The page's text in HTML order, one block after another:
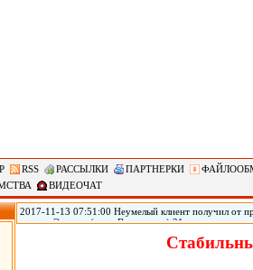
RSS РАССЫЛКИ ПАРТНЕРКИ
ВИДЕОЧАТ
2017-11-13 07:51:00 Неумелый клиент получил от
городе Эверетт (штат Вашингтон) 21-летняя
Пули застряли у него в голове, он не может